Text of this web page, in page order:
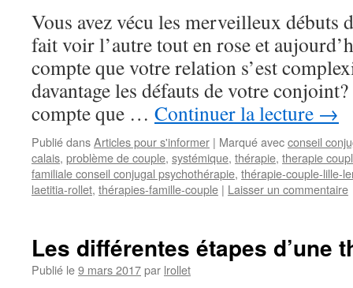
Vous avez vécu les merveilleux débuts
fait voir l’autre tout en rose et
compte que votre relation s’est
davantage les défauts de votre
compte que … Continuer la lecture →
Publié dansArticles pour s'informer | Marqué avecconseil
calais, problème de couple, systémique, thérapie, therapie
familiale conseil conjugal psychothérapie, thérapie-couple-lille-
laetitia-rollet, thérapies-famille-couple | Laisser un commentaire
Les différentes étapes d’une
Publié le9 mars 2017par lrollet